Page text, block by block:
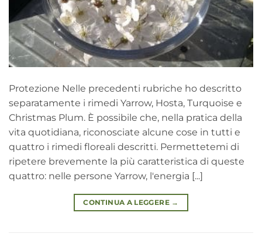
Protezione Nelle precedenti rubriche ho descritto
separatamente i rimedi Yarrow, Hosta, Turquoise e
Christmas Plum. È possibile che, nella pratica della
vita quotidiana, riconosciate alcune cose in tutti e
quattro i rimedi floreali descritti. Permettetemi di
ripetere brevemente la più caratteristica di queste
quattro: nelle persone Yarrow, l'energia [...]
CONTINUA A LEGGERE →